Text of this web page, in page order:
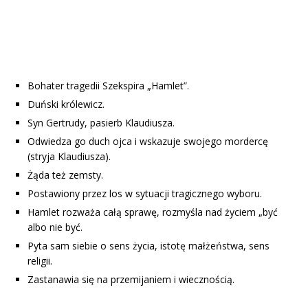
Bohater tragedii Szekspira „Hamlet”.
Duński królewicz.
Syn Gertrudy, pasierb Klaudiusza.
Odwiedza go duch ojca i wskazuje swojego mordercę
(stryja Klaudiusza).
Żąda też zemsty.
Postawiony przez los w sytuacji tragicznego wyboru.
Hamlet rozważa całą sprawę, rozmyśla nad życiem „być
albo nie być.
Pyta sam siebie o sens życia, istotę małżeństwa, sens
religii.
Zastanawia się na przemijaniem i wiecznością.